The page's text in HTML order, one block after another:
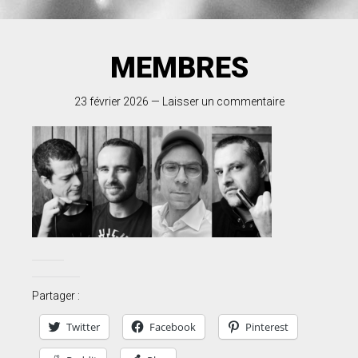
MEMBRES
23 février 2026 — Laisser un commentaire
Partager :
Twitter Facebook Pinterest